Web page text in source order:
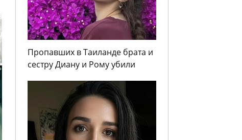
Пропавших в Таиланде брата и
сестру Диану и Рому убили